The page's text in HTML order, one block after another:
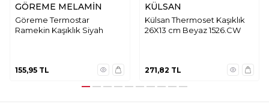
GÖREME MELAMİN
Göreme Termostar
Ramekin Kaşıklık Siyah
155,95 TL
KÜLSAN
Külsan Thermoset Kaşıklık
26X13 cm Beyaz 1526.CW
271,82 TL